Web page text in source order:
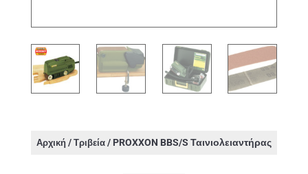
Αρχική/ Τριβεία/ PROXXON BBS/S Ταινιολειαντήρας